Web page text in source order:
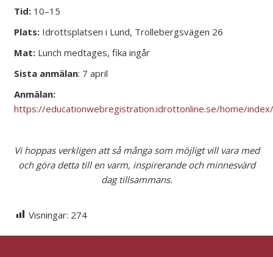
Tid:10–15
Plats: Idrottsplatsen i Lund, Trollebergsvägen 26
Mat:Lunch medtages, fika ingår
Sista anmälan: 7 april
Anmälan:
https://educationwebregistration.idrottonline.se/home/
Vi hoppas verkligen att så många som möjligt vill vara med
och göra detta till en varm, inspirerande och minnesvärd
dag tillsammans.
Visningar: 274